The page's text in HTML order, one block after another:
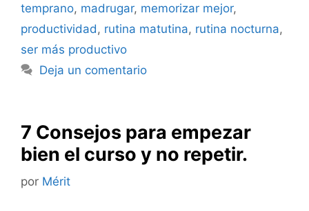
temprano, madrugar, memorizar mejor,
productividad , rutina matutina, rutina nocturna,
ser más productivo
Deja un comentario
7 Consejos para empezar
bien el curso y no repetir.
por Mérit